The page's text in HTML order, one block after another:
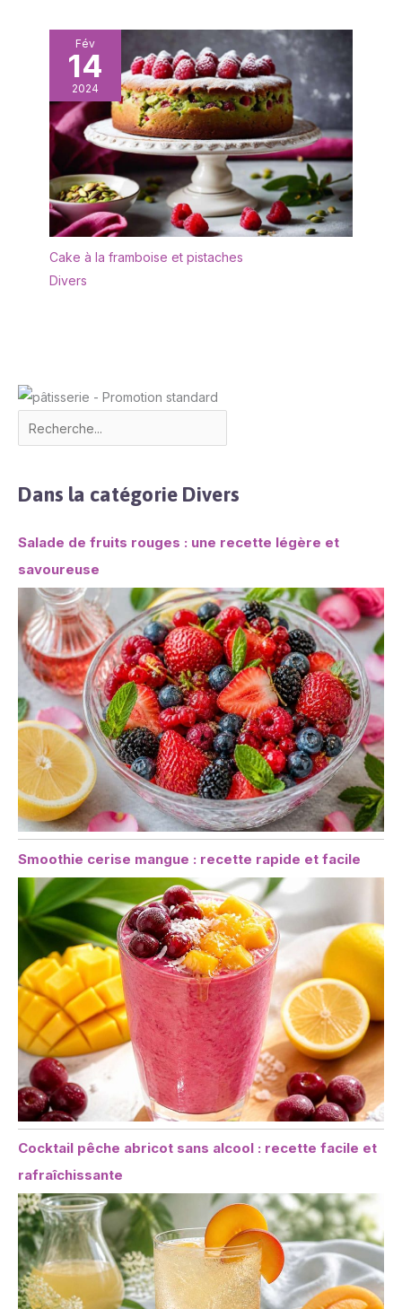
Fév
14
2024
Cake à la framboise et pistaches
Divers
Dans la catégorie Divers
Salade de fruits rouges : une recette légère et
savoureuse
Smoothie cerise mangue : recette rapide et facile
Cocktail pêche abricot sans alcool : recette facile et
rafraîchissante